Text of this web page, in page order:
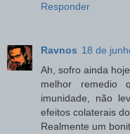
Responder
Ravnos 18 de
Ah, sofro ainda
melhor
imunidade, não
efeitos colaterais
Realmente um